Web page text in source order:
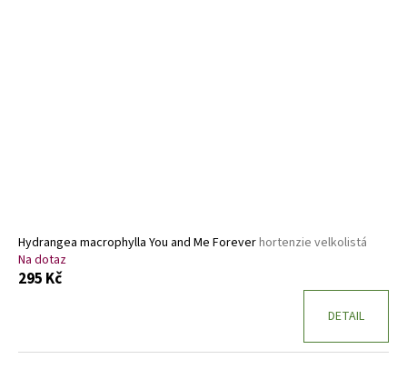
Hydrangea macrophylla You and Me Foreverhortenzie velkolistá
Na dotaz
295 Kč
DETAIL